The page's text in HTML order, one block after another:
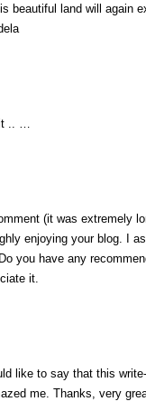
beautiful land will again
.. …
(it was extremely
enjoying your blog. I
you have any
it.
like to say that this
me. Thanks, very